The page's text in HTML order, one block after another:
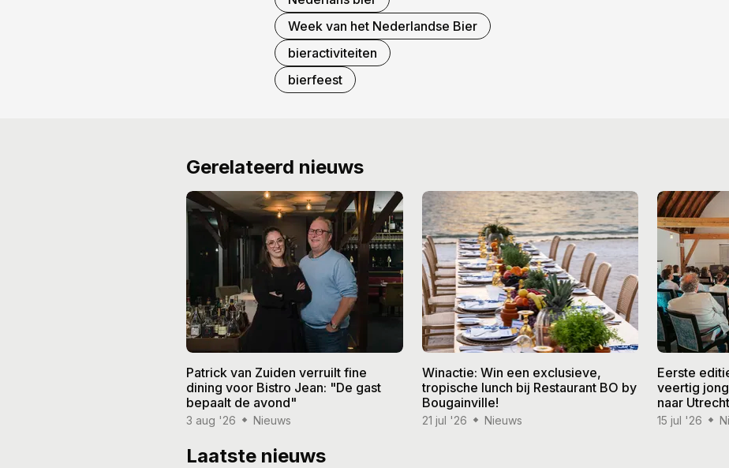
Week van het Nederlandse Bier
bieractiviteiten
bierfeest
Gerelateerd nieuws
Patrick van Zuiden verruilt fine
dining voor Bistro Jean: "De gast
bepaalt de avond"
3 aug '26 Nieuws
Winactie: Win een exclusieve,
tropische lunch bij Restaurant BO by
Bougainville!
21 jul '26 Nieuws
Eerste
veertig
naar Utrecht
15 jul '26
Laatste nieuws